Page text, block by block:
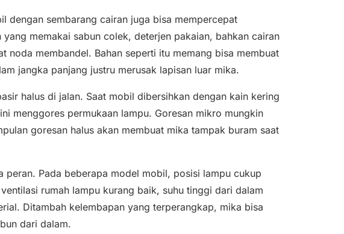
dengan sembarang cairan juga bisa mempercepat
memakai sabun colek, deterjen pakaian, bahkan cairan
noda membandel. Bahan seperti itu memang bisa membuat
jangka panjang justru merusak lapisan luar mika.
halus di jalan. Saat mobil dibersihkan dengan kain kering
menggores permukaan lampu. Goresan mikro mungkin
goresan halus akan membuat mika tampak buram saat
peran. Pada beberapa model mobil, posisi lampu cukup
rumah lampu kurang baik, suhu tinggi dari dalam
Ditambah kelembapan yang terperangkap, mika bisa
dari dalam.